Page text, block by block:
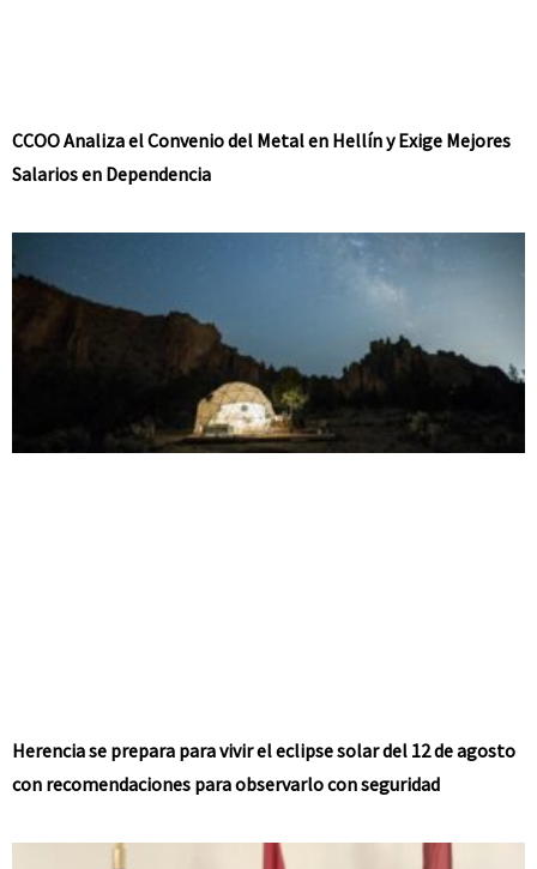
CCOO Analiza el Convenio del Metal en Hellín y Exige Mejores
Salarios en Dependencia
Herencia se prepara para vivir el eclipse solar del 12 de agosto
con recomendaciones para observarlo con seguridad